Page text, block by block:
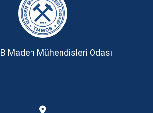
Maden Mühendisleri Odası